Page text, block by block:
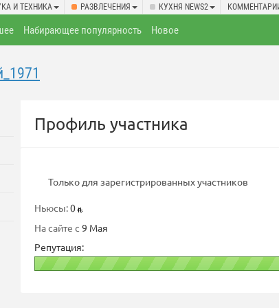
И ТЕХНИКА РАЗВЛЕЧЕНИЯ КУХНЯ NEWS2
Набирающее популярность Новое
Профиль участника
Только для зарегистрированных участников
Ньюсы:0
На сайте с 9 Мая
Репутация: